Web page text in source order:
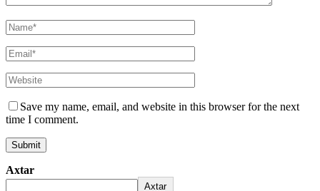
Save my name, email, and website in this browser for the next
time I comment.
Axtar
Axtar